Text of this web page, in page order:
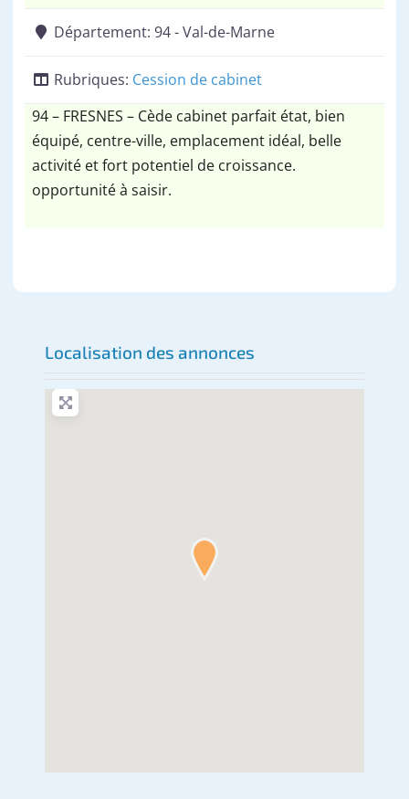
Département:94 - Val-de-Marne
Rubriques: Cession de cabinet
94 – FRESNES – Cède cabinet parfait état, bien
équipé, centre-ville, emplacement idéal, belle
activité et fort potentiel de croissance.
opportunité à saisir.
Localisation des annonces